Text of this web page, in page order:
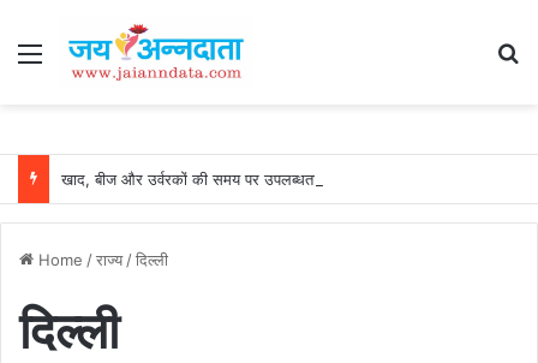
Menu
Home /राज्य/दिल्ली
दिल्ली